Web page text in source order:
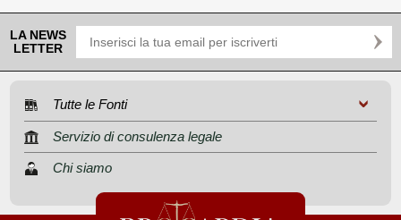
LA NEWS
LETTER
Tutte le Fonti
Servizio di consulenza legale
Chi siamo